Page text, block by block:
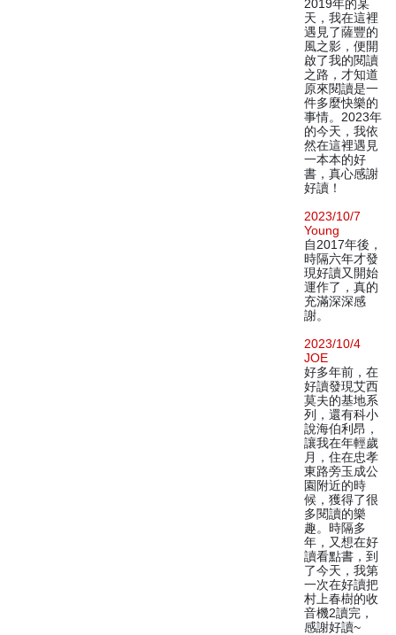
2019年的某
天，我在這裡
遇見了薩豐的
風之影，便開
啟了我的閱讀
之路，才知道
原來閱讀是一
件多麼快樂的
事情。2023年
的今天，我依
然在這裡遇見
一本本的好
書，真心感謝
好讀！
2023/10/7
Young
自2017年後，
時隔六年才發
現好讀又開始
運作了，真的
充滿深深感
謝。
2023/10/4
JOE
好多年前，在
好讀發現艾西
莫夫的基地系
列，還有科小
說海伯利昂，
讓我在年輕歲
月，住在忠孝
東路旁玉成公
園附近的時
候，獲得了很
多閱讀的樂
趣。時隔多
年，又想在好
讀看點書，到
了今天，我第
一次在好讀把
村上春樹的收
音機2讀完，
感謝好讀~